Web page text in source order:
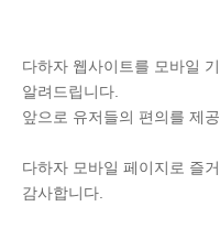
다하자 웹사이트를 모바일
알려드립니다.
앞으로 유저들의 편의를 제
다하자 모바일 페이지로 즐
감사합니다.